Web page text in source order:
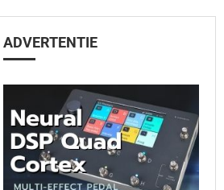
ADVERTENTIE